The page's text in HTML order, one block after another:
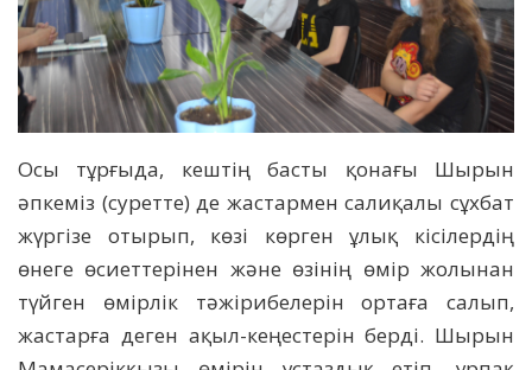
Осы тұрғыда, кештің басты қонағы Шырын
әпкеміз (суретте) де жастармен салиқалы сұхбат
жүргізе отырып, көзі көрген ұлық кісілердің
өнеге өсиеттерінен және өзінің өмір жолынан
түйген өмірлік тәжірибелерін ортаға салып,
жастарға деген ақыл-кеңестерін берді. Шырын